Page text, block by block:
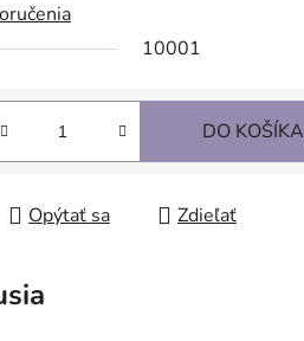
10001
cena:
DO KOŠÍKA
Opýtať sa Zdieľať